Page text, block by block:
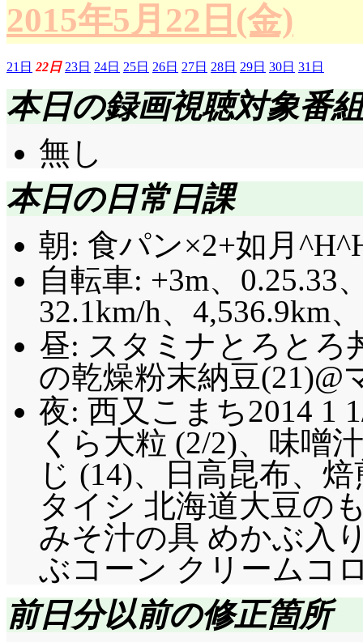
2015年5月22日(金)
21日 22日 23日 24日 25日 26日 27日 28日 29日 30日 31日
本日の録画視聴対象番組
無し
本日の日常日課
朝: 食パン×2+如月
自転車: +3m、0.25.33
32.1km/h、4,536.9km
昼: スタミナとろとろ
の乾燥粉末納豆(21)@
夜: 西又こまち2014 1
くら大粒 (2/2)、味噌
じ (14)、日高昆布、
タイシ 北海道大豆の
みそ汁の具 めかぶ入
ぶコーン クリームコ
前日分以前の修正箇所